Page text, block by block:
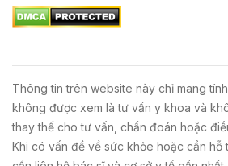
Thông tin trên website này chỉ mang
không được xem là tư vấn y khoa và
thay thế cho tư vấn, chẩn đoán hoặc
Khi có vấn đề về sức khỏe hoặc cần hỗ